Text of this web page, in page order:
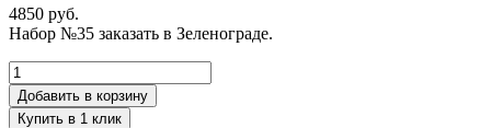
4850 руб.
Набор №35 заказать в Зеленограде.
Добавить в корзину
Купить в 1 клик